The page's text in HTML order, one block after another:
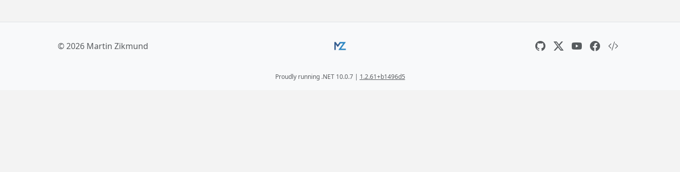
© 2026 Martin Zikmund
Proudly running .NET 10.0.7 | 1.2.61+b1496d5